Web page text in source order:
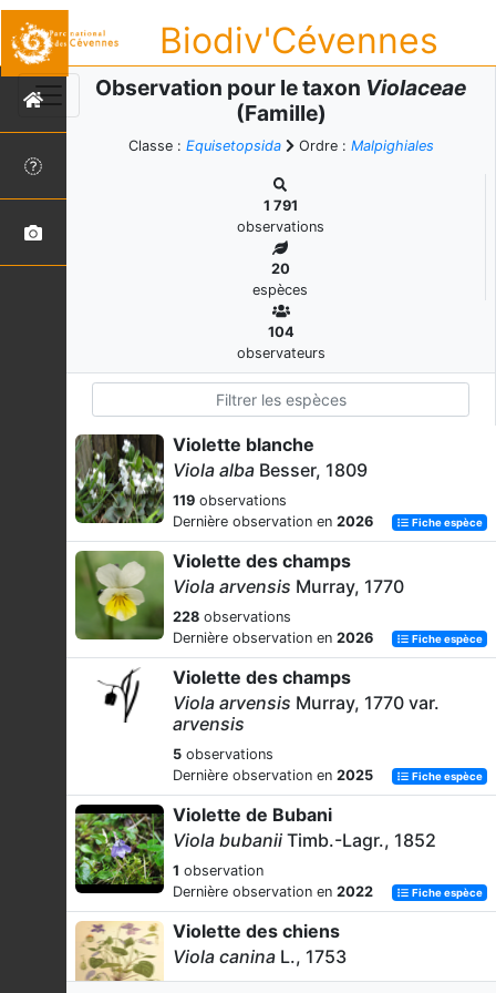
Biodiv'Cévennes
Observation pour le taxon Violaceae
(Famille)
Classe : Equisetopsida Ordre : Malpighiales
1 791
observations
20
espèces
104
observateurs
Violette blanche
Viola alba Besser, 1809
119 observations
Dernière observation en 2026 Fiche espèce
Violette des champs
Viola arvensis Murray, 1770
228 observations
Dernière observation en 2026 Fiche espèce
Violette des champs
Viola arvensis Murray, 1770 var.
arvensis
5 observations
Dernière observation en 2025 Fiche espèce
Violette de Bubani
Viola bubanii Timb.-Lagr., 1852
1 observation
Dernière observation en 2022 Fiche espèce
Violette des chiens
Viola canina L., 1753
223observations